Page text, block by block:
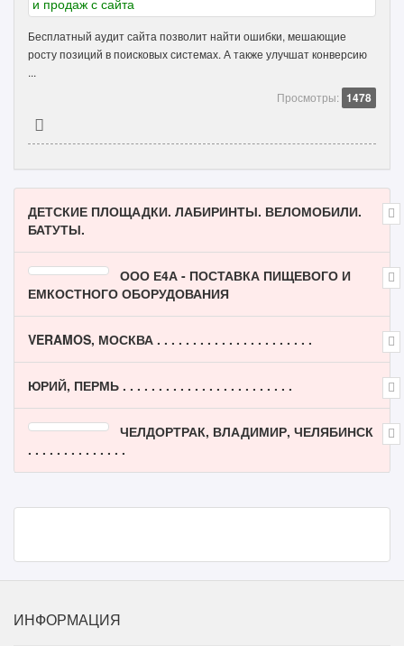
Бесплатный аудит сайта позволит найти ошибки, мешающие
росту позиций в поисковых системах. А также улучшат конверсию
...
Просмотры: 1478
ДЕТСКИЕ ПЛОЩАДКИ. ЛАБИРИНТЫ. ВЕЛОМОБИЛИ.
БАТУТЫ.
ООО Е4А - ПОСТАВКА ПИЩЕВОГО И
ЕМКОСТНОГО ОБОРУДОВАНИЯ
VERAMOS, МОСКВА . . . . . . . . . . . . . . . . . . . . . .
ЮРИЙ, ПЕРМЬ . . . . . . . . . . . . . . . . . . . . . . . .
ЧЕЛДОРТРАК, ВЛАДИМИР, ЧЕЛЯБИНСК
. . . . . . . . . . . . . .
ИНФОРМАЦИЯ